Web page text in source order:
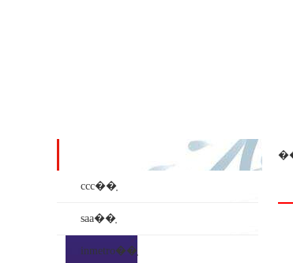
ccc��֤
saa��֤
inmetro��֤